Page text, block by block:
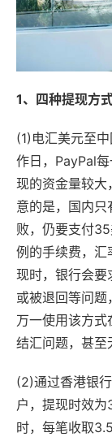
1、四种提现方
(1)电汇美元至
作日，PayPal
现的资金量较大
意的是，国内
败，仍要支付
例的手续费，汇
现时，银行会要
或被退回等问题
万一使用该方
结汇问题，甚至
(2)通过香港银
户，提现时效
时，每笔收取